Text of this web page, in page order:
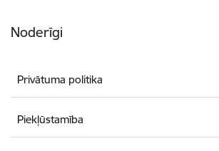
Noderīgi
Privātuma politika
Piekļūstamība